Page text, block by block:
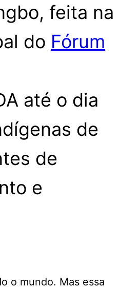
feita na
do Fórum
até o dia
de
de
e
o mundo. Mas essa